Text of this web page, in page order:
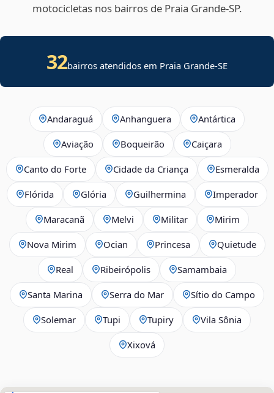
motocicletas nos bairros de Praia Grande‑SP.
32bairros atendidos em Praia Grande-SE
Andaraguá Anhanguera Antártica
Aviação Boqueirão Caiçara
Canto do Forte Cidade da Criança Esmeralda
Flórida Glória Guilhermina Imperador
Maracanã Melvi Militar Mirim
Nova Mirim Ocian Princesa Quietude
Real Ribeirópolis Samambaia
Santa Marina Serra do Mar Sítio do Campo
Solemar Tupi Tupiry Vila Sônia
Xixová